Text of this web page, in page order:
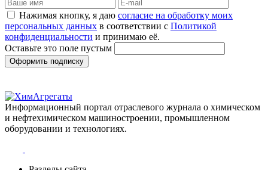
Нажимая кнопку, я даю согласие на обработку моих
персональных данных в соответствии с Политикой
конфиденциальности и принимаю её.
Оставьте это поле пустым
Оформить подписку
Информационный портал отраслевого журнала о химическом
и нефтехимическом машиностроении, промышленном
оборудовании и технологиях.